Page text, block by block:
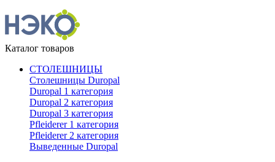
Каталог товаров
СТОЛЕШНИЦЫ
Столешницы Duropal
Duropal 1 категория
Duropal 2 категория
Duropal 3 категория
Pfleiderer 1 категория
Pfleiderer 2 категория
Выведенные Duropal